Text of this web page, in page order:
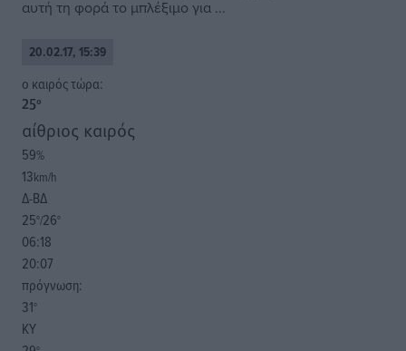
αυτή τη φορά το μπλέξιμο για ...
20.02.17, 15:39
o καιρός τώρα:
25°
αίθριος καιρός
59%
13km/h
Δ-ΒΔ
25°/26°
06:18
20:07
πρόγνωση:
31°
ΚΥ